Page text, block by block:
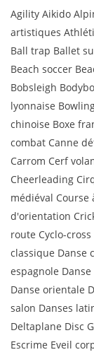
Agility Aikido
artistiques
Ball trap Ballet
Beach soccer
Bobsleigh
lyonnaise
chinoise Boxe
combat Canne
Carrom Cerf
Cheerleading
médiéval Course
d'orientation
route Cyclo-
classique Danse
espagnole
Danse orientale
salon Danses
Deltaplane Disc
Escrime Eveil